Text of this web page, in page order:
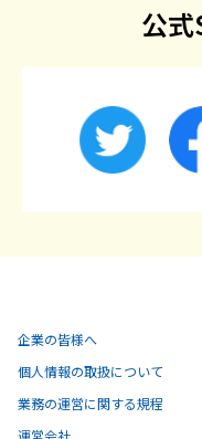
公式
企業の皆様へ
個人情報の取扱について
業務の運営に関する規程